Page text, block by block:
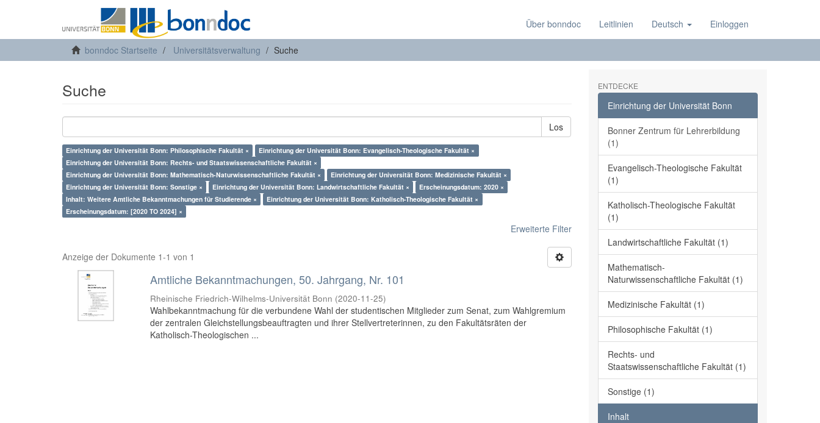
Über bonndoc Leitlinien Deutsch Einloggen
bonndoc Startseite Universitätsverwaltung Suche
Suche
Los
Einrichtung der Universität Bonn: Philosophische Fakultät ×
Einrichtung der Universität Bonn: Evangelisch-Theologische Fakultät ×
Einrichtung der Universität Bonn: Rechts- und Staatswissenschaftliche Fakultät ×
Einrichtung der Universität Bonn: Mathematisch-Naturwissenschaftliche Fakultät ×
Einrichtung der Universität Bonn: Medizinische Fakultät ×
Einrichtung der Universität Bonn: Sonstige ×
Einrichtung der Universität Bonn: Landwirtschaftliche Fakultät ×
Erscheinungsdatum: 2020 ×
Inhalt: Weitere Amtliche Bekanntmachungen für Studierende ×
Einrichtung der Universität Bonn: Katholisch-Theologische Fakultät ×
Erscheinungsdatum: [2020 TO 2024] ×
Erweiterte Filter
Anzeige der Dokumente 1-1 von 1
Amtliche Bekanntmachungen, 50. Jahrgang, Nr. 101
Rheinische Friedrich-Wilhelms-Universität Bonn (2020-11-25)
Wahlbekanntmachung für die verbundene Wahl der studentischen Mitglieder zum Senat, zum Wahlgremium
der zentralen Gleichstellungsbeauftragten und ihrer Stellvertreterinnen, zu den Fakultätsräten der
Katholisch-Theologischen ...
ENTDECKE
Einrichtung der Universität Bonn
Bonner Zentrum für Lehrerbildung
(1)
Evangelisch-Theologische Fakultät
(1)
Katholisch-Theologische Fakultät
(1)
Landwirtschaftliche Fakultät (1)
Mathematisch-
Naturwissenschaftliche Fakultät (1)
Medizinische Fakultät (1)
Philosophische Fakultät (1)
Rechts- und
Staatswissenschaftliche Fakultät (1)
Sonstige (1)
Inhalt